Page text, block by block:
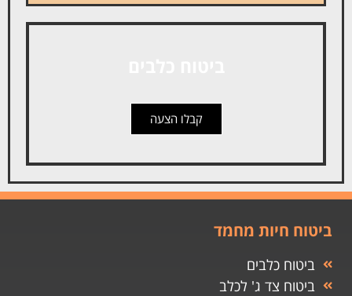
קבלו הצעה
ביטוח חיות מחמד
ביטוח כלבים
ביטוח צד ג' לכלב